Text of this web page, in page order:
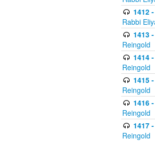
1412
Rabbi
1413
Reingold
1414
Reingold
1415
Reingold
1416
Reingold
1417
Reingold